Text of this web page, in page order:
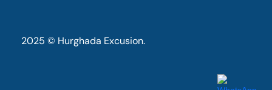
2025 © Hurghada Excusion.